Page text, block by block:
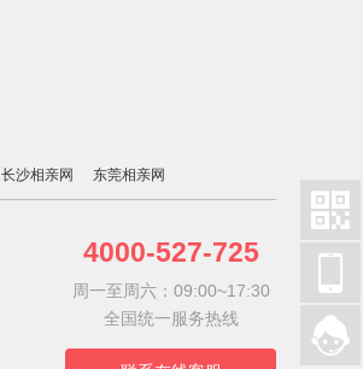
长沙相亲网 东莞相亲网
4000-527-725
周一至周六：09:00~17:30
全国统一服务热线

